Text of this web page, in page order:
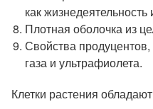
как
Плотная оболочка из
Свойства продуцентов,
газа и ультрафиолета.
Клетки растения